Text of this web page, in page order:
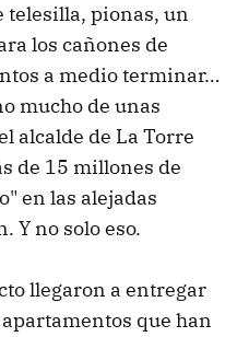
telesilla, pionas, un
los cañones de
a medio terminar…
mucho de unas
alcalde de La Torre
de 15 millones de
en las alejadas
Y no solo eso.
llegaron a entregar
que han